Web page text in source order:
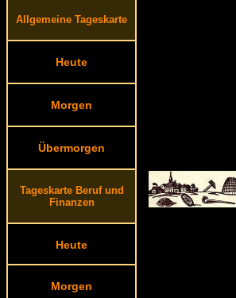
Allgemeine Tageskarte
Heute
Morgen
Übermorgen
Tageskarte Beruf und
Finanzen
Heute
Morgen